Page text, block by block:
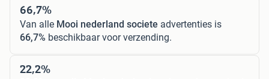
66,7%
Van alle Mooi nederland societe advertenties is
66,7% beschikbaar voor verzending.
22,2%